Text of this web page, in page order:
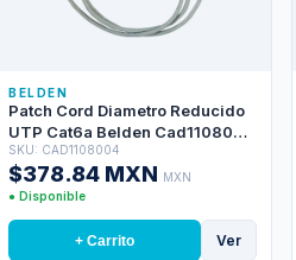
BELDEN
Patch Cord Diametro Reducido
UTP Cat6a Belden Cad1108004
/ Interior / Gris / 4 Pares / 28
Awg / Forro Pvc / Cmr / 4 Pies
1.2 Metros
SKU: CAD1108004
$378.84 MXN MXN
● Disponible
+ Carrito Ver